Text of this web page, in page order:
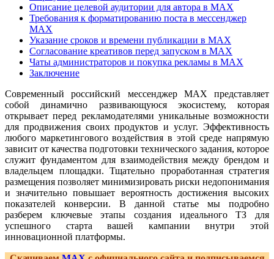
Описание целевой аудитории для автора в MAX
Требования к форматированию поста в мессенджер
MAX
Указание сроков и времени публикации в MAX
Согласование креативов перед запуском в MAX
Чаты администраторов и покупка рекламы в MAX
Заключение
Современный российский мессенджер MAX представляет
собой динамично развивающуюся экосистему, которая
открывает перед рекламодателями уникальные возможности
для продвижения своих продуктов и услуг. Эффективность
любого маркетингового воздействия в этой среде напрямую
зависит от качества подготовки технического задания, которое
служит фундаментом для взаимодействия между брендом и
владельцем площадки. Тщательно проработанная стратегия
размещения позволяет минимизировать риски недопонимания
и значительно повышает вероятность достижения высоких
показателей конверсии. В данной статье мы подробно
разберем ключевые этапы создания идеального ТЗ для
успешного старта вашей кампании внутри этой
инновационной платформы.